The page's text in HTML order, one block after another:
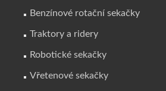
Benzínové rotační sekačky
Traktory a ridery
Robotické sekačky
Vřetenové sekačky